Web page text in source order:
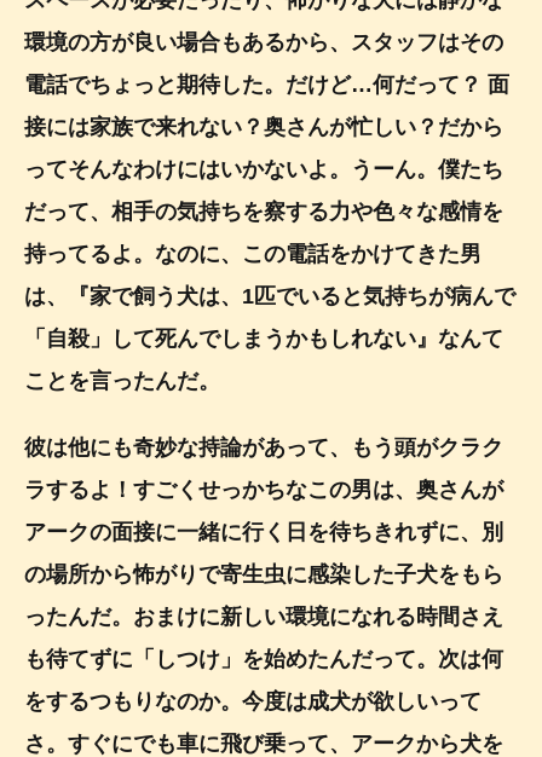
環境の方が良い場合もあるから、スタッフはその
電話でちょっと期待した。だけど…何だって？ 面
接には家族で来れない？奥さんが忙しい？だから
ってそんなわけにはいかないよ。うーん。僕たち
だって、相手の気持ちを察する力や色々な感情を
持ってるよ。なのに、この電話をかけてきた男
は、『家で飼う犬は、1匹でいると気持ちが病んで
「自殺」して死んでしまうかもしれない』なんて
ことを言ったんだ。
彼は他にも奇妙な持論があって、もう頭がクラク
ラするよ！すごくせっかちなこの男は、奥さんが
アークの面接に一緒に行く日を待ちきれずに、別
の場所から怖がりで寄生虫に感染した子犬をもら
ったんだ。おまけに新しい環境になれる時間さえ
も待てずに「しつけ」を始めたんだって。次は何
をするつもりなのか。今度は成犬が欲しいって
さ。すぐにでも車に飛び乗って、アークから犬を